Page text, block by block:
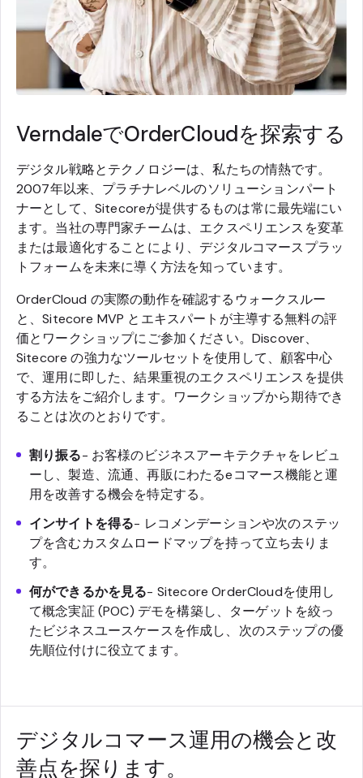
VerndaleでOrderCloudを探索する
デジタル戦略とテクノロジーは、私たちの情熱です。
2007年以来、プラチナレベルのソリューションパート
ナーとして、Sitecoreが提供するものは常に最先端にい
ます。当社の専門家チームは、エクスペリエンスを変革
または最適化することにより、デジタルコマースプラッ
トフォームを未来に導く方法を知っています。
OrderCloud の実際の動作を確認するウォークスルー
と、Sitecore MVP とエキスパートが主導する無料の評
価とワークショップにご参加ください。Discover、
Sitecore の強力なツールセットを使用して、顧客中心
で、運用に即した、結果重視のエクスペリエンスを提供
する方法をご紹介します。ワークショップから期待でき
ることは次のとおりです。
割り振る- お客様のビジネスアーキテクチャをレビュ
ーし、製造、流通、再販にわたるeコマース機能と運
用を改善する機会を特定する。
インサイトを得る- レコメンデーションや次のステッ
プを含むカスタムロードマップを持って立ち去りま
す。
何ができるかを見る- Sitecore OrderCloudを使用し
て概念実証 (POC) デモを構築し、ターゲットを絞っ
たビジネスユースケースを作成し、次のステップの優
先順位付けに役立てます。
デジタルコマース運用の機会と改
善点を探ります。